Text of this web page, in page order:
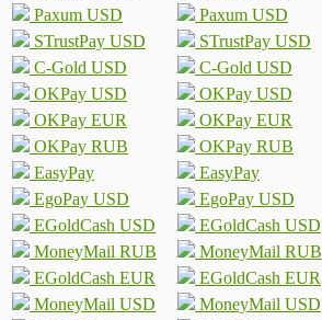
Paxum USD
Paxum USD
STrustPay USD
STrustPay USD
C-Gold USD
C-Gold USD
OKPay USD
OKPay USD
OKPay EUR
OKPay EUR
OKPay RUB
OKPay RUB
EasyPay
EasyPay
EgoPay USD
EgoPay USD
EGoldCash USD
EGoldCash USD
MoneyMail RUB
MoneyMail RUB
EGoldCash EUR
EGoldCash EUR
MoneyMail USD
MoneyMail USD